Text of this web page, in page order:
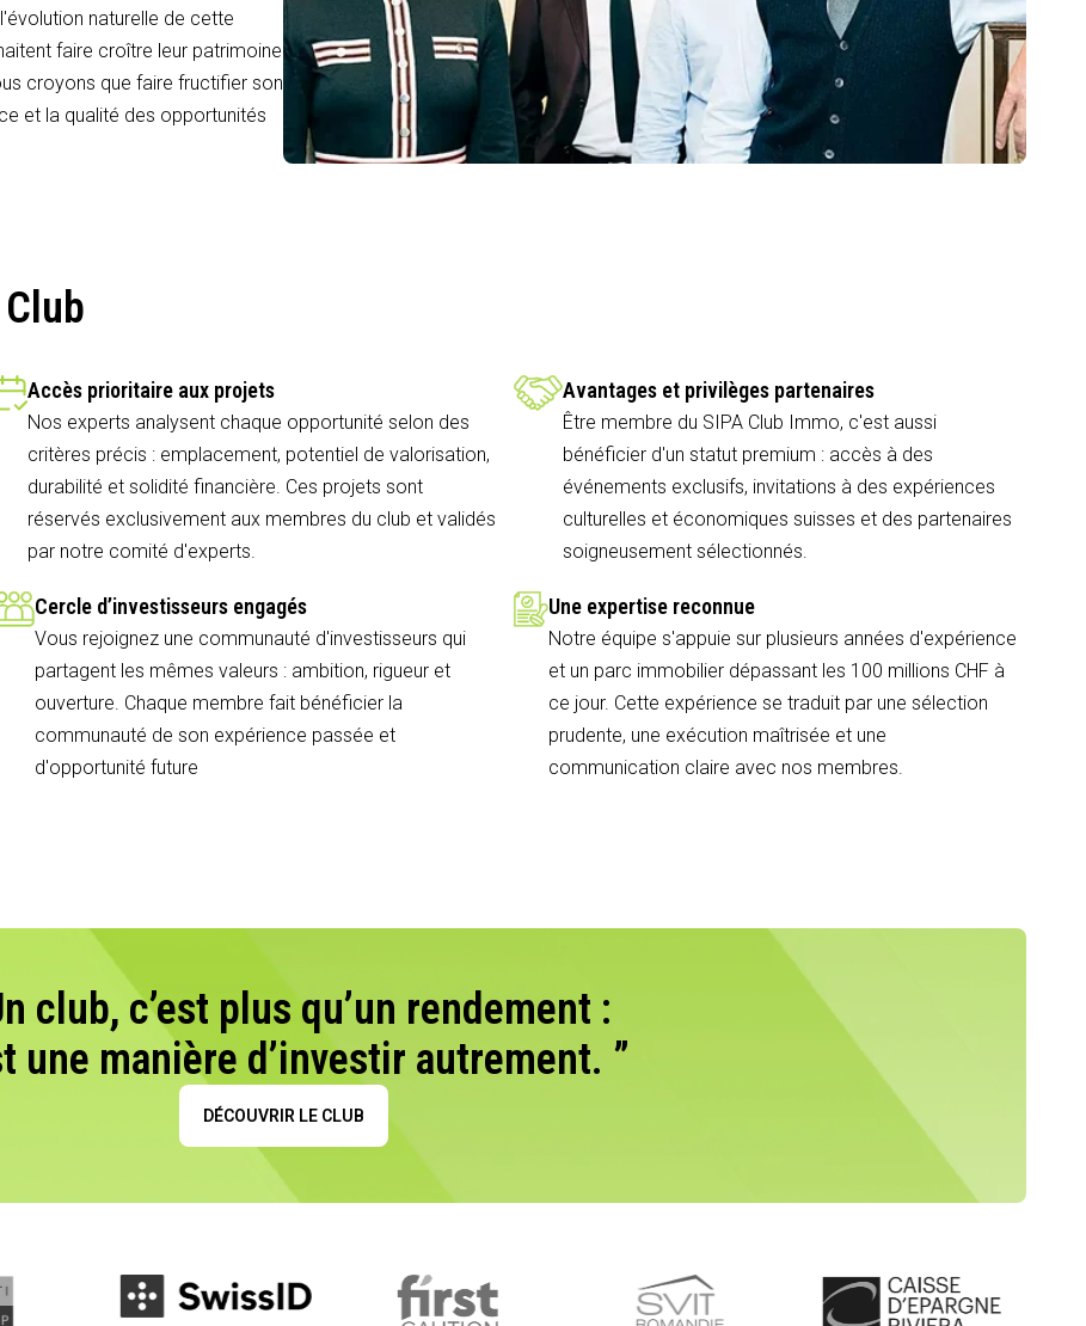
naturelle de cette
faire croître leur patrimoine
croyons que faire fructifier son
et la qualité des opportunités
Accès prioritaire aux projets
Nos experts analysent chaque opportunité selon des
critères précis : emplacement, potentiel de valorisation,
durabilité et solidité financière. Ces projets sont
réservés exclusivement aux membres du club et validés
par notre comité d'experts.
Avantages et privilèges partenaires
Être membre du SIPA Club Immo, c'est aussi
bénéficier d'un statut premium : accès à des
événements exclusifs, invitations à des expériences
culturelles et économiques suisses et des partenaires
soigneusement sélectionnés.
Cercle d’investisseurs engagés
Vous rejoignez une communauté d'investisseurs qui
partagent les mêmes valeurs : ambition, rigueur et
ouverture. Chaque membre fait bénéficier la
communauté de son expérience passée et
d'opportunité future
Une expertise reconnue
Notre équipe s'appuie sur plusieurs années d'expérience
et un parc immobilier dépassant les 100 millions CHF à
ce jour. Cette expérience se traduit par une sélection
prudente, une exécution maîtrisée et une
communication claire avec nos membres.
club, c’est plus qu’un rendement :
une manière d’investir autrement. ”
DÉCOUVRIR LE CLUB